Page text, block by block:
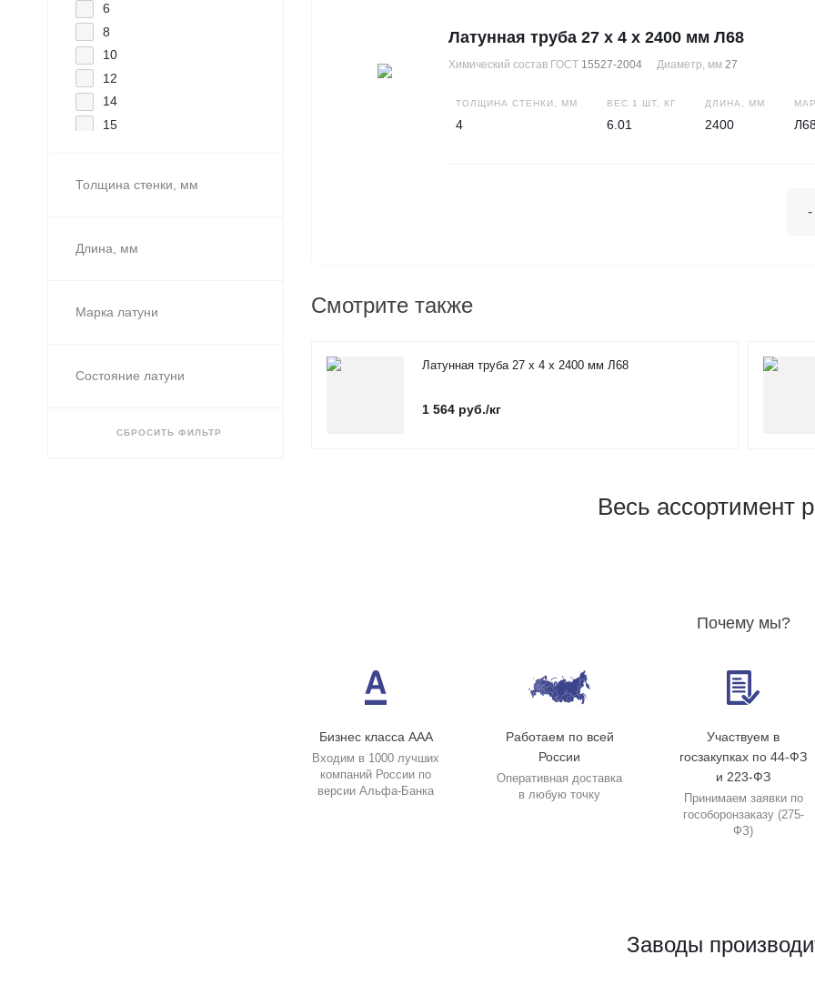
6
8
10
12
14
15
19
27
35
Толщина стенки, мм
Длина, мм
Марка латуни
Состояние латуни
СБРОСИТЬ ФИЛЬТР
Латунная труба 27 х 4 х 2400 мм Л68
Химический состав ГОСТ 15527-2004 Диаметр, мм 27
ТОЛЩИНА СТЕНКИ, ММ
4
ВЕС 1 ШТ, КГ
6.01
ДЛИНА, ММ
2400
-
Смотрите также
Латунная труба 27 х 4 х 2400 мм Л68
1 564 руб./кг
Весь ассортимент
Почему мы?
Бизнес класса ААА
Входим в 1000 лучших
компаний России по
версии Альфа-Банка
Работаем по всей
России
Оперативная доставка
в любую точку
Участвуем в
госзакупках по 44-ФЗ
и 223-ФЗ
Принимаем заявки по
гособоронзаказу (275-
ФЗ)
Заводы